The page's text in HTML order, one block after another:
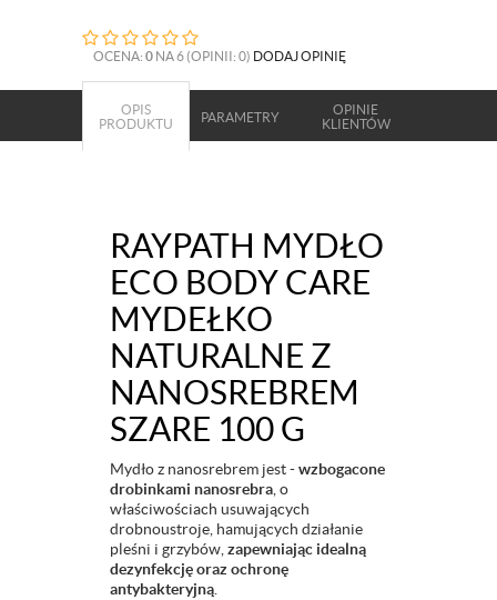
OCENA: 0 NA 6 (OPINII: 0) DODAJ OPINIĘ
OPIS
PRODUKTU
PARAMETRY
OPINIE
KLIENTÓW
RAYPATH MYDŁO
ECO BODY CARE
MYDEŁKO
NATURALNE Z
NANOSREBREM
SZARE 100 G
Mydło z nanosrebrem jest -wzbogacone
drobinkami nanosrebra, o
właściwościach usuwających
drobnoustroje, hamujących działanie
pleśni i grzybów,zapewniając idealną
dezynfekcję oraz ochronę
antybakteryjną.